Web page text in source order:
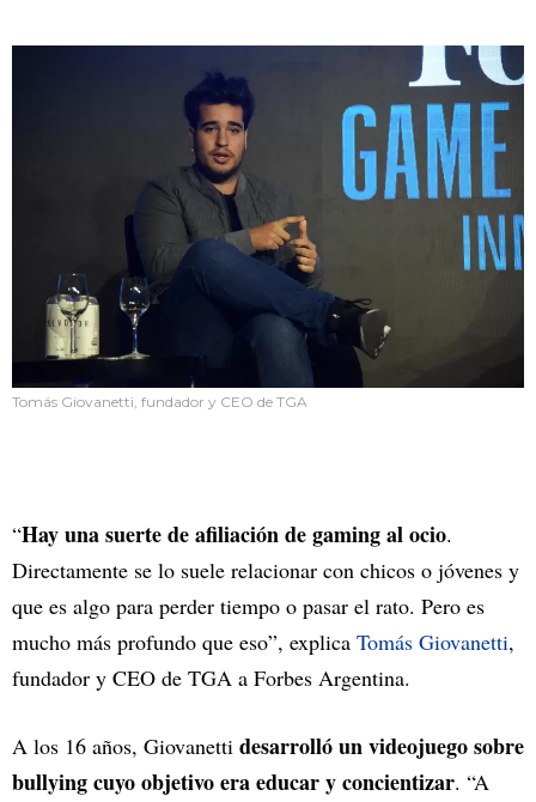
Tomás Giovanetti, fundador y CEO de TGA
“Hay una suerte de afiliación de gaming al ocio.
Directamente se lo suele relacionar con chicos o jóvenes y
que es algo para perder tiempo o pasar el rato. Pero es
mucho más profundo que eso”, explica Tomás Giovanetti,
fundador y CEO de TGA a Forbes Argentina.
A los 16 años, Giovanetti desarrolló un videojuego sobre
bullying cuyo objetivo era educar y concientizar. “A